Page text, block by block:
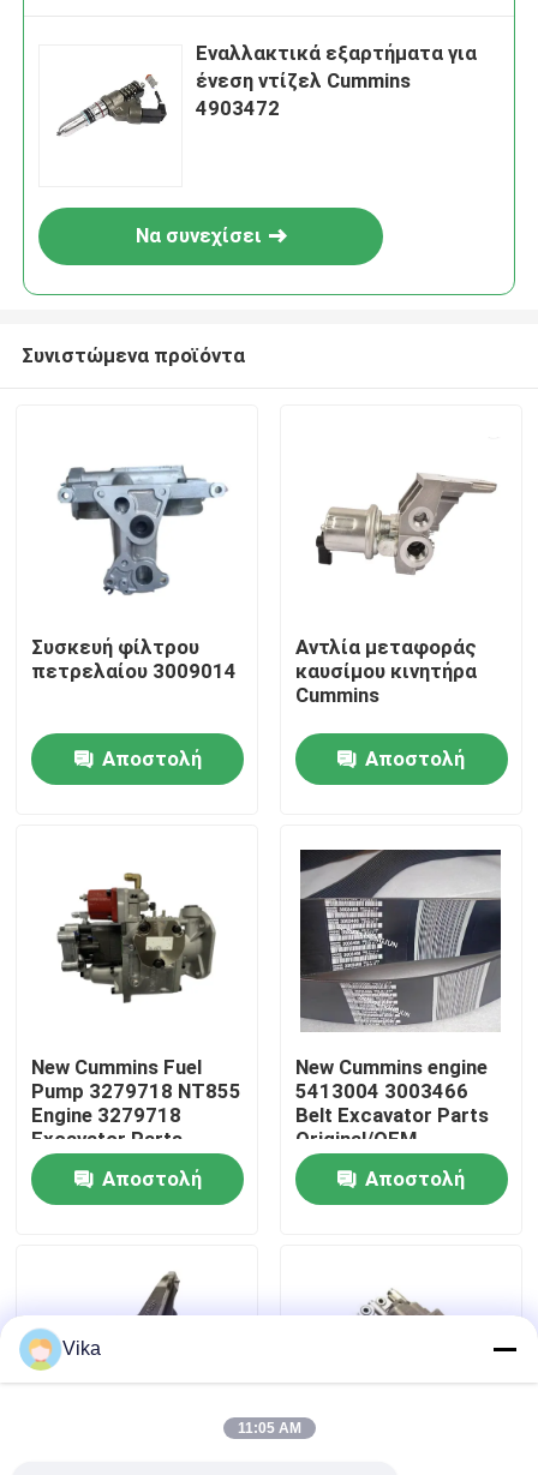
Αρχική Σελίδα
Σχετικά με εμάς
Γύρος εργοστασίων
Ποιοτικός έλεγχος
επαφή
Ζητήστε ένα απόσπασμα
Ανταλλακτικά Liugong
Εναλλακτικά εξαρτήματα για
ένεση ντίζελ Cummins
4903472
Να συνεχίσει
Συνιστώμενα προϊόντα
Συσκευή φίλτρου
πετρελαίου 3009014
Αποστολή
Αντλία μεταφοράς
καυσίμου κινητήρα
Cummins
Αποστολή
New Cummins Fuel
Pump 3279718 NT855
Engine 3279718
Excavator Parts
Original/OEM
Αποστολή
New Cummins engine
5413004 3003466
Belt Excavator Parts
Original/OEM
Αποστολή
Vika
11:05 AM